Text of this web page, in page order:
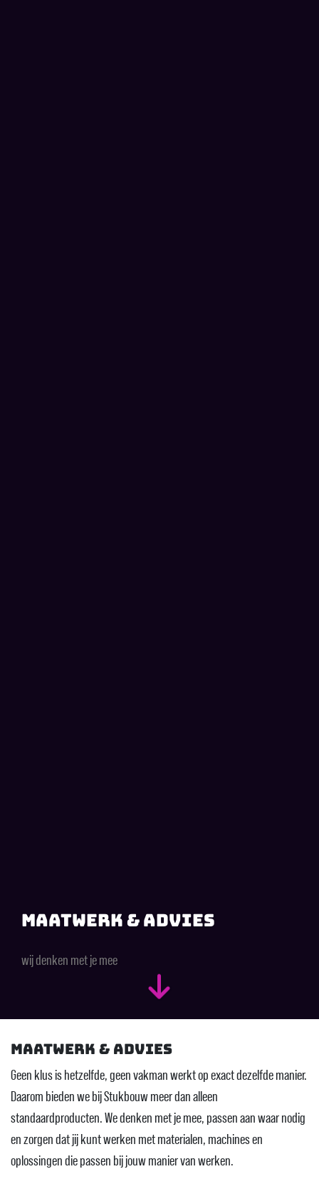
Maatwerk & advies
wij denken met je mee
Maatwerk & advies
Geen klus is hetzelfde, geen vakman werkt op exact dezelfde manier.
Daarom bieden we bij Stukbouw meer dan alleen
standaardproducten. We denken met je mee, passen aan waar nodig
en zorgen dat jij kunt werken met materialen, machines en
oplossingen die passen bij jouw manier van werken.